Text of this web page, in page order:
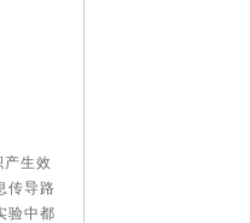
生效
传导路
验中都